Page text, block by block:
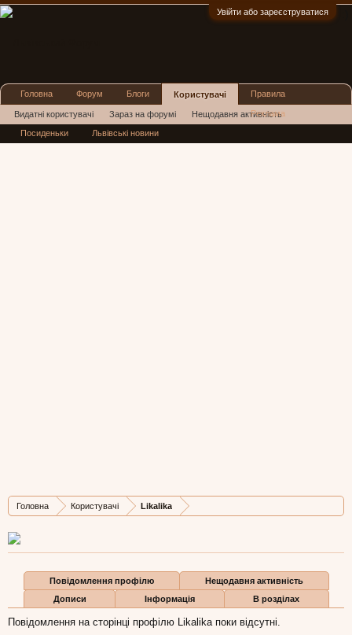
Увійти або зареєструватися
Головна Користувачі Likalika
Дописів
13
Карма
36
Бали
0
Повідомлення профілю
Нещодавня активність
Дописи
Інформація В розділах
Повідомлення на сторінці профілю Likalika поки відсутні.
Головна Форум Блоги Користувачі
Видатні користувачі Зараз на форумі Нещодавня активність
Нові повідомлення профілю
Правила
Реклама
Посиденьки Львівські новини